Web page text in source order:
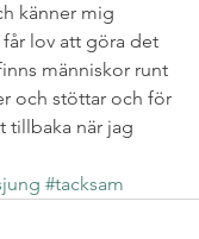
känner mig
lov att göra det
människor runt
och stöttar och för
tillbaka när jag
#tacksam